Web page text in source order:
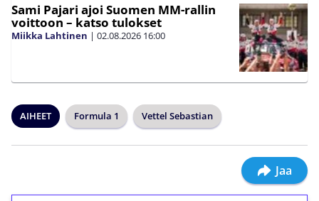
Sami Pajari ajoi Suomen MM-rallin
voittoon – katso tulokset
Miikka Lahtinen | 02.08.2026 16:00
AIHEET Formula 1 Vettel Sebastian
Jaa